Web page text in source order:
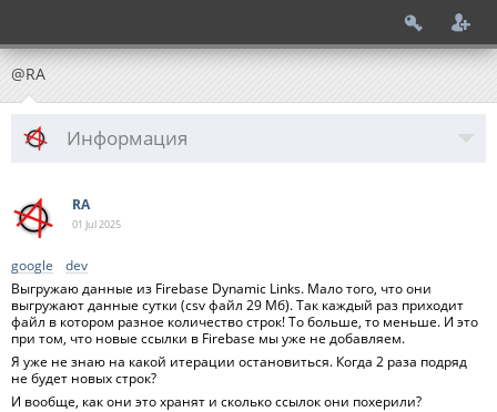
@RA
Информация
RA
01 Jul2025
google
dev
Выгружаю данные из Firebase Dynamic Links. Мало того, что они
выгружают данные сутки (csv файл 29 Мб). Так каждый раз приходит
файл в котором разное количество строк! То больше, то меньше. И это
при том, что новые ссылки в Firebase мы уже не добавляем.
Я уже не знаю на какой итерации остановиться. Когда 2 раза подряд
не будет новых строк?
И вообще, как они это хранят и сколько ссылок они похерили?